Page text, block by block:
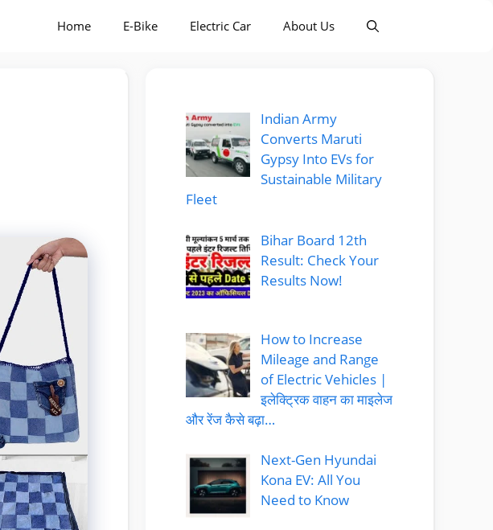
Home E-Bike Electric Car About Us
Indian Army
Converts Maruti
Gypsy Into EVs for
Sustainable Military
Fleet
Bihar Board 12th
Result: Check Your
Results Now!
How to Increase
Mileage and Range
of Electric Vehicles |
इलेक्ट्रिक वाहन का माइलेज
और रेंज कैसे बढ़ा…
Next-Gen Hyundai
Kona EV: All You
Need to Know